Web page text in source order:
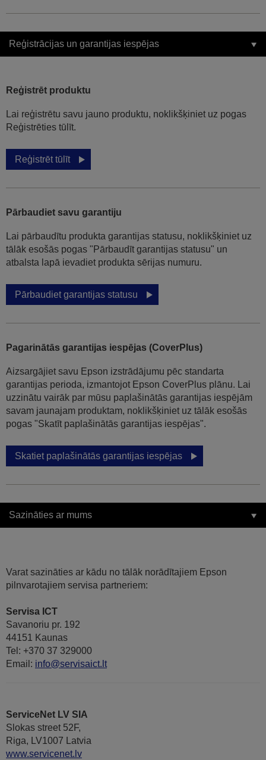
Reģistrācijas un garantijas iespējas
Reģistrēt produktu
Lai reģistrētu savu jauno produktu, noklikšķiniet uz pogas
Reģistrēties tūlīt.
Reģistrēt tūlīt
Pārbaudiet savu garantiju
Lai pārbaudītu produkta garantijas statusu, noklikšķiniet uz
tālāk esošās pogas "Pārbaudīt garantijas statusu" un
atbalsta lapā ievadiet produkta sērijas numuru.
Pārbaudiet garantijas statusu
Pagarinātās garantijas iespējas (CoverPlus)
Aizsargājiet savu Epson izstrādājumu pēc standarta
garantijas perioda, izmantojot Epson CoverPlus plānu. Lai
uzzinātu vairāk par mūsu paplašinātās garantijas iespējām
savam jaunajam produktam, noklikšķiniet uz tālāk esošās
pogas "Skatīt paplašinātās garantijas iespējas".
Skatiet paplašinātās garantijas iespējas
Sazināties ar mums
Varat sazināties ar kādu no tālāk norādītajiem Epson
pilnvarotajiem servisa partneriem:
Servisa ICT
Savanoriu pr. 192
44151 Kaunas
Tel: +370 37 329000
Email: info@servisaict.lt
ServiceNet LV SIA
Slokas street 52F,
Riga, LV1007 Latvia
www.servicenet.lv